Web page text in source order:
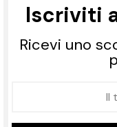
Iscriviti
Ricevi uno